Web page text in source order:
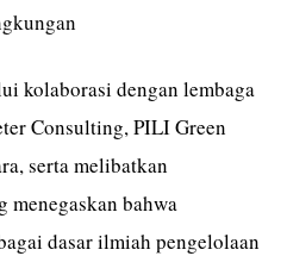
kolaborasi dengan lembaga
Consulting, PILI Green
serta melibatkan
menegaskan bahwa
dasar ilmiah pengelolaan